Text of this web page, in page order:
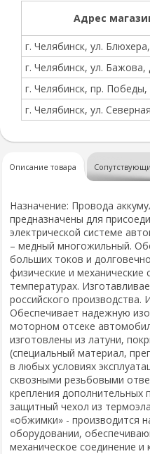
Адрес
г. Челябинск, ул.
г. Челябинск, ул. Бажова,
г. Челябинск, пр. Победы,
г. Челябинск, ул.
Описание товара
Назначение: Провода
предназначены для
электрической системе
– медный многожильный.
больших токов и
физические и механические
температурах.
российского производства.
Обеспечивает надежную
моторном отсеке
изготовлены из латуни,
(специальный материал,
в любых условиях
сквозными резьбовыми
крепления
защитный чехол из
«обжимки» - производится
оборудовании,
механическое соединение